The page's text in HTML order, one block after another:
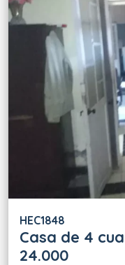
HEC1848
Casa de 4
24.000